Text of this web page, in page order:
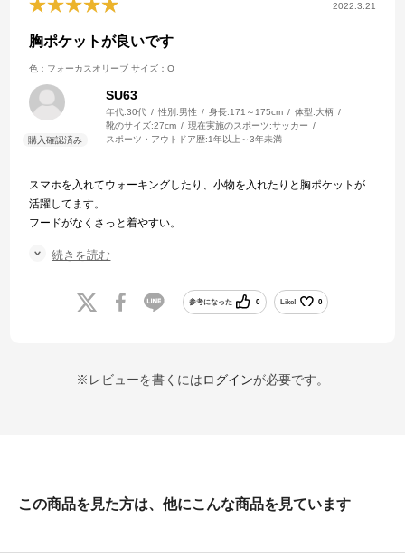
2022.3.21
胸ポケットが良いです
色：フォーカスオリーブ サイズ：O
SU63
年代:30代 性別:男性 身長:171～175cm 体型:大柄
靴のサイズ:27cm 現在実施のスポーツ:サッカー
スポーツ・アウトドア歴:1年以上～3年未満
スマホを入れてウォーキングしたり、小物を入れたりと胸ポケットが
活躍してます。
フードがなくさっと着やすい。
ファスナーが少し開けにくい時がありますが、頻度は低いため満足し
続きを読む
参考になった 0 Like! 0
※レビューを書くにはログインが必要です。
この商品を見た方は、他にこんな商品を見ています